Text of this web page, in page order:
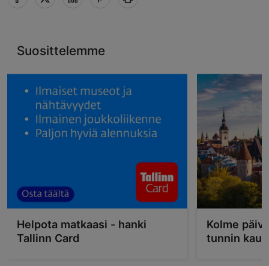
Suosittelemme
Helpota matkaasi - hanki
Tallinn Card
Kolme
tunnin